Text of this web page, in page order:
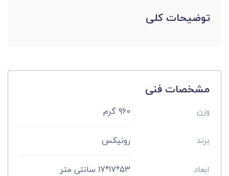
توضیحات کلی
مشخصات فنی
وزن 960 گرم
برند رونیکس
ابعاد 53*17*17 سانتی متر